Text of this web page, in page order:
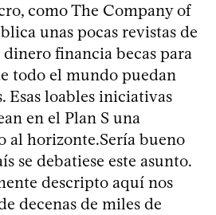
como The Company of
unas pocas revistas de
financia becas para
todo el mundo puedan
Esas loables iniciativas
en el Plan S una
al horizonte.Sería bueno
se debatiese este asunto.
descripto aquí nos
decenas de miles de